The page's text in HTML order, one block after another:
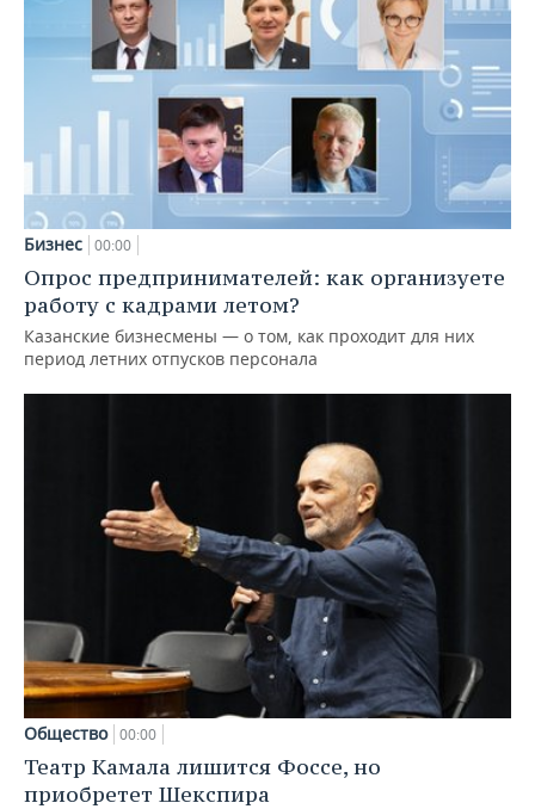
Бизнес 00:00
Опрос предпринимателей: как организуете
работу с кадрами летом?
Казанские бизнесмены — о том, как проходит для них
период летних отпусков персонала
Общество 00:00
Театр Камала лишится Фоссе, но
приобретет Шекспира